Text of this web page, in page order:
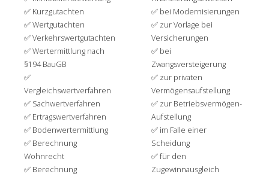
Kurzgutachten
Wertgutachten
Verkehrswertgutachten
Wertermittlung nach
§194 BauGB
Vergleichswertverfahren
Sachwertverfahren
Ertragswertverfahren
Bodenwertermittlung
Berechnung
Wohnrecht
Berechnung
bei Modernisierungen
zur Vorlage bei
Versicherungen
bei
Zwangsversteigerung
zur privaten
Vermögensaufstellung
zur Betriebsvermögen-
Aufstellung
im Falle einer
Scheidung
für den
Zugewinnausgleich